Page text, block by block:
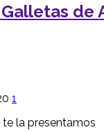
1
la presentamos